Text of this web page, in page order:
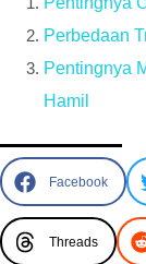
Perbedaan
Pentingnya
Hamil
Facebook
Threads